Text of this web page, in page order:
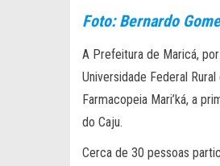
Foto: Bernardo
A Prefeitura de Maricá,
Universidade Federal
Farmacopeia Mari’ká, a
do Caju.
Cerca de 30 pessoas